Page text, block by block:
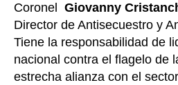
Coronel Giovanny
Director de Antisecuestro y
Tiene la responsabilidad de
nacional contra el flagelo de
estrecha alianza con el